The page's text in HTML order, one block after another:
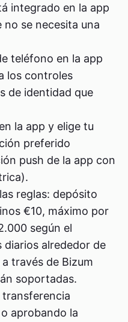
integrado en la app
se necesita una
teléfono en la app
los controles
de identidad que
la app y elige tu
preferido
push de la app con
reglas: depósito
€10, máximo por
según el
diarios alrededor de
través de Bizum
soportadas.
aprobando la